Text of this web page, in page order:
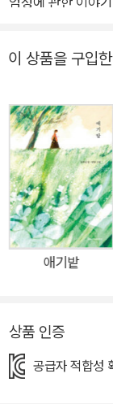
에는 좀 더 여우다
든 곧잘 해내는 클
하나다. 반면 클라
겹기만 하다. 일
해 보지만 어느 것
날, 클라이브는 험
한다. 그것은 바로
대권이다. 회색빛
과연 이들을 어디
라이브와 당나귀
이브는 도시 생활
꽤나 영리한 데다
이 상품을 구입
애기밭
상품 인증
공급자 적합성